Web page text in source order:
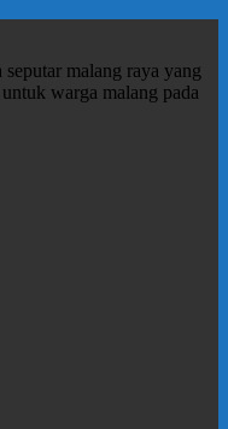
malang raya yang
warga malang pada